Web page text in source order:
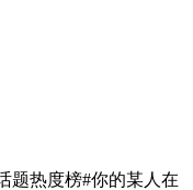
题热度榜#你的某人在